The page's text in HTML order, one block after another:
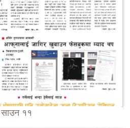
साउन ११